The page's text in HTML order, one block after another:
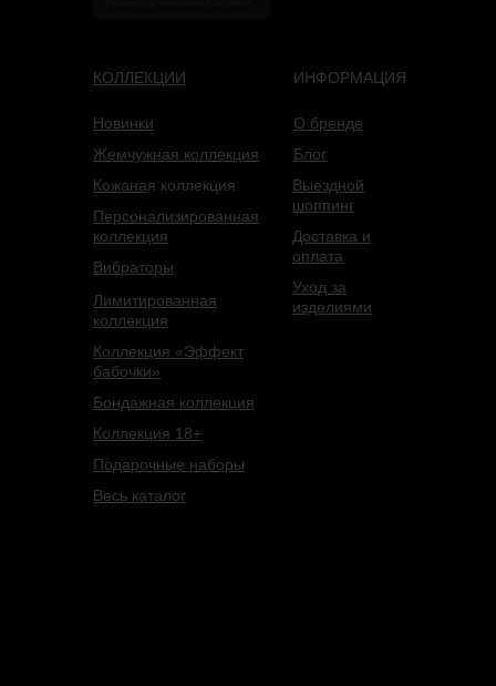
КОЛЛЕКЦИИ ИНФОРМАЦИЯ
Новинки
Подарочные наборы
Жемчужная коллекция
Кожаная коллекция
Персонализированная
коллекция
Лимитированная
коллекция
Коллекция 18+
Весь каталог
О бренде
Блог
Уход за
изделиями
Коллекция «Эффект
бабочки»
Бондажная коллекция
Выездной
шоппинг
Доставка и
оплата
Вибраторы